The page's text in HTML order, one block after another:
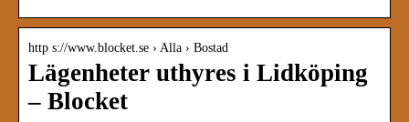
http s://www.blocket.se › Alla › Bostad
Lägenheter uthyres i Lidköping
– Blocket